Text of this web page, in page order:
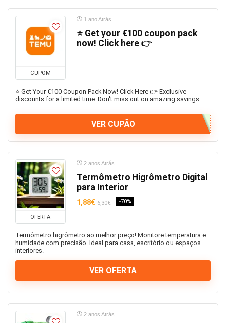
Limpeza
Malas e Mochilas
Natal
Ofertas Flash
Outros
Promoções e Descontos
Tecnologia
Utensílios cozinha
Vários
Viagens
Todas as categorias
CUPOM
1 ano Atrás
⭐️ Get your €100 coupon pack
now! Click here 👉
⭐️ Get Your €100 Coupon Pack Now! Click Here 👉 Exclusive
discounts for a limited time. Don't miss out on amazing savings
VER CUPÃO
OFERTA
2 anos Atrás
Termômetro Higrômetro Digital
para Interior
1,88€ 6,30€ -70%
Termômetro higrômetro ao melhor preço! Monitore temperatura e
humidade com precisão. Ideal para casa, escritório ou espaços
interiores.
VER OFERTA
2 anos Atrás